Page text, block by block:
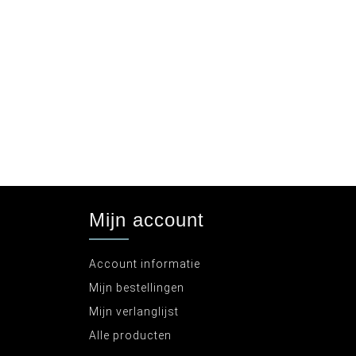
Mijn account
Account informatie
Mijn bestellingen
Mijn verlanglijst
Alle producten